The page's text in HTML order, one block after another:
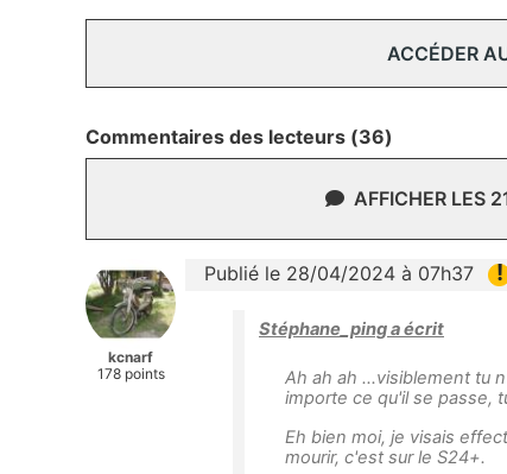
ACCÉDER
Commentaires des lecteurs (36)
AFFICHER LES
kcnarf
178 points
Publié le 28/04/2024 à 07h37 !
Stéphane_ping a écrit
Ah ah ah ...visiblement tu
importe ce qu'il se passe,
Eh bien moi, je visais
mourir, c'est sur le S24+.